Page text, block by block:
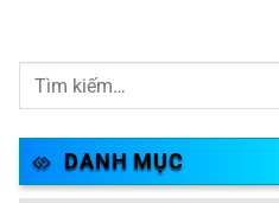
DANH MỤC